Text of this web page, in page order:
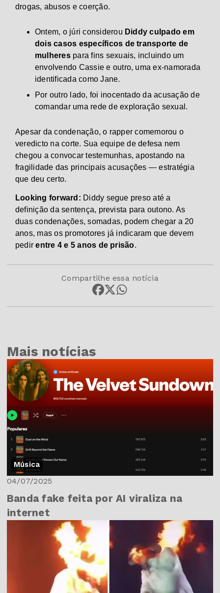
drogas, abusos e coerção.
Ontem, o júri considerou Diddy culpado em
dois casos específicos de transporte de
mulherespara fins sexuais, incluindo um
envolvendo Cassie e outro, uma ex-namorada
identificada como Jane.
Por outro lado, foi inocentado da acusação de
comandar uma rede de exploração sexual.
Apesar da condenação, o rapper comemorou o
veredicto na corte. Sua equipe de defesa nem
chegou a convocar testemunhas, apostando na
fragilidade das principais acusações — estratégia
que deu certo.
Looking forward: Diddy segue preso até a
definição da sentença, prevista para outono. As
duas condenações, somadas, podem chegar a 20
anos, mas os promotores já indicaram que devem
pedirentre 4 e 5 anos de prisão.
Compartilhe essa notícia
Mais notícias
Música
04/07/2025
Banda fake feita por AI viraliza na
internet